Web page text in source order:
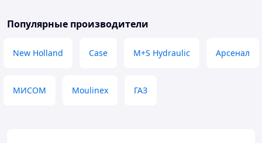
Популярные производители
New Holland Case M+S Hydraulic Арсенал
МИСОМ Moulinex ГАЗ